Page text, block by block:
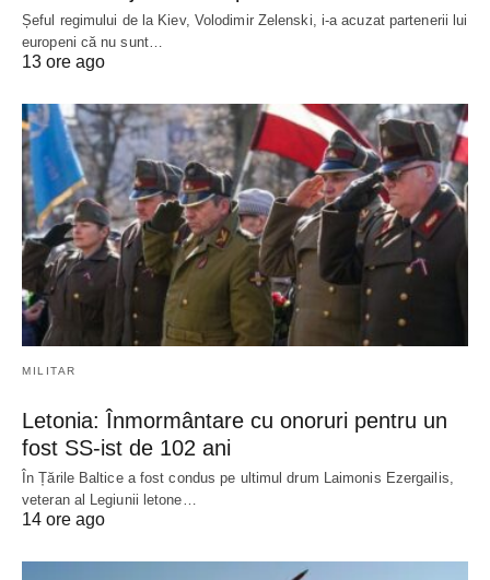
Șeful regimului de la Kiev, Volodimir Zelenski, i-a acuzat partenerii lui
europeni că nu sunt…
13 ore ago
MILITAR
Letonia: Înmormântare cu onoruri pentru un
fost SS-ist de 102 ani
În Țările Baltice a fost condus pe ultimul drum Laimonis Ezergailis,
veteran al Legiunii letone…
14 ore ago